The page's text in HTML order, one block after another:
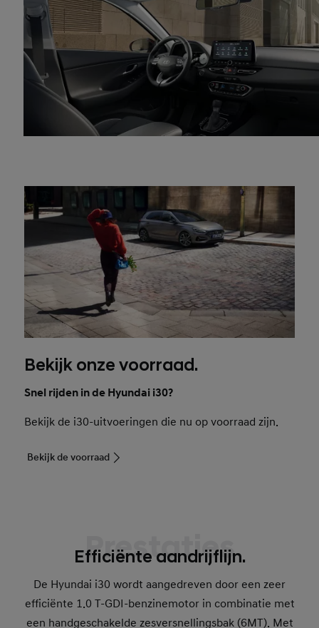
Bekijk onze voorraad.
Snel rijden in de Hyundai i30?
Bekijk de i30-uitvoeringen die nu op voorraad zijn.
Bekijk de voorraad
Prestaties
Efficiënte aandrijflijn.
De Hyundai i30 wordt aangedreven door een zeer
efficiënte 1.0 T-GDI-benzinemotor in combinatie met
een handgeschakelde zesversnellingsbak (6MT). Met